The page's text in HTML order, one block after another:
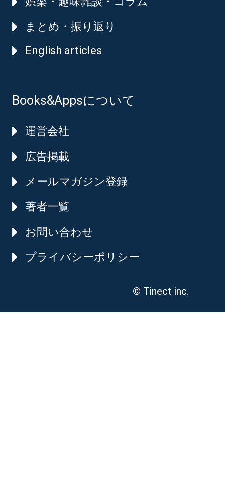
まとめ・振り返り
English articles
Books&Appsについて
運営会社
広告掲載
メールマガジン登録
著者一覧
お問い合わせ
プライバシーポリシー
© Tinect inc.